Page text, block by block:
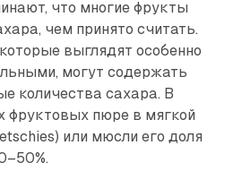
что многие фрукты
чем принято считать.
выглядят особенно
могут содержать
количества сахара. В
фруктовых пюре в мягкой
или мюсли его доля